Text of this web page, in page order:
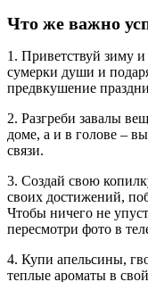
Что же важно
1. Приветствуй зиму
сумерки души и
предвкушение
2. Разгреби завалы
доме, а и в голове –
связи.
3. Создай свою
своих достижений,
Чтобы ничего не
пересмотри фото в
4. Купи апельсины,
теплые ароматы в